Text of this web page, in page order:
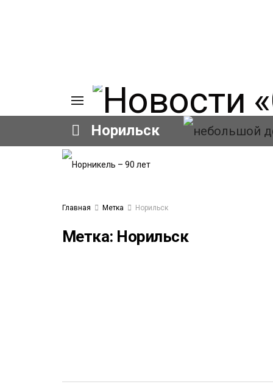
Норильск
Главная Метка Норильск
Метка: Норильск